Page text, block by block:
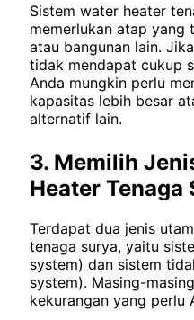
Sistem water heater
memerlukan atap yang
atau bangunan lain.
tidak mendapat cukup
Anda mungkin perlu
kapasitas lebih besar
alternatif lain.
3. Memilih
Heater Tenaga
Terdapat dua jenis
tenaga surya, yaitu
system) dan sistem
system). Masing-
kekurangan yang perlu